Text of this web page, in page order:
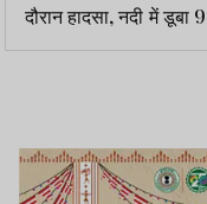
दौरान हादसा, नदी में डूबा 9
वर्षीय बच्चा